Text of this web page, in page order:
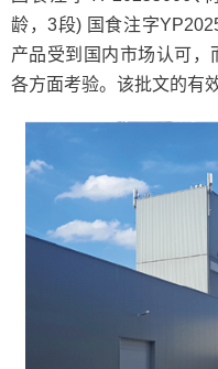
龄，3段) 国食注字
产品受到国内市场认可
各方面考验。该批文的有